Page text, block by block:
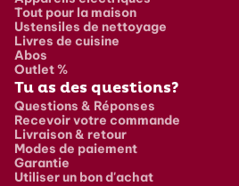
Tout pour la maison
Ustensiles de nettoyage
Livres de cuisine
Abos
Outlet %
Tu as des questions?
Questions & Réponses
Recevoir votre commande
Livraison & retour
Modes de paiement
Garantie
Utiliser un bon d'achat